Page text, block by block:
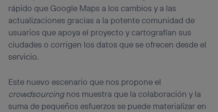
rápido que Google Maps a los cambios y a las
actualizaciones gracias a la potente comunidad de
usuarios que apoya el proyecto y cartografían sus
ciudades o corrigen los datos que se ofrecen desde el
servicio.
Este nuevo escenario que nos propone el
crowdsourcingnos muestra que la colaboración y la
suma de pequeños esfuerzos se puede materializar en